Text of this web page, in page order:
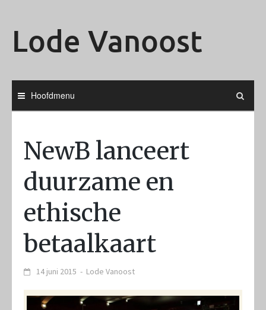
Lode Vanoost
Hoofdmenu
NewB lanceert
duurzame en
ethische
betaalkaart
14 juni 2015 - Lode Vanoost